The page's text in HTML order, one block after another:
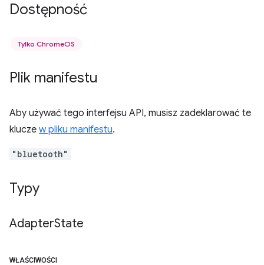
Dostępność
Tylko ChromeOS
Plik manifestu
Aby używać tego interfejsu API, musisz zadeklarować te
klucze w pliku manifestu.
"bluetooth"
Typy
AdapterState
WŁAŚCIWOŚCI